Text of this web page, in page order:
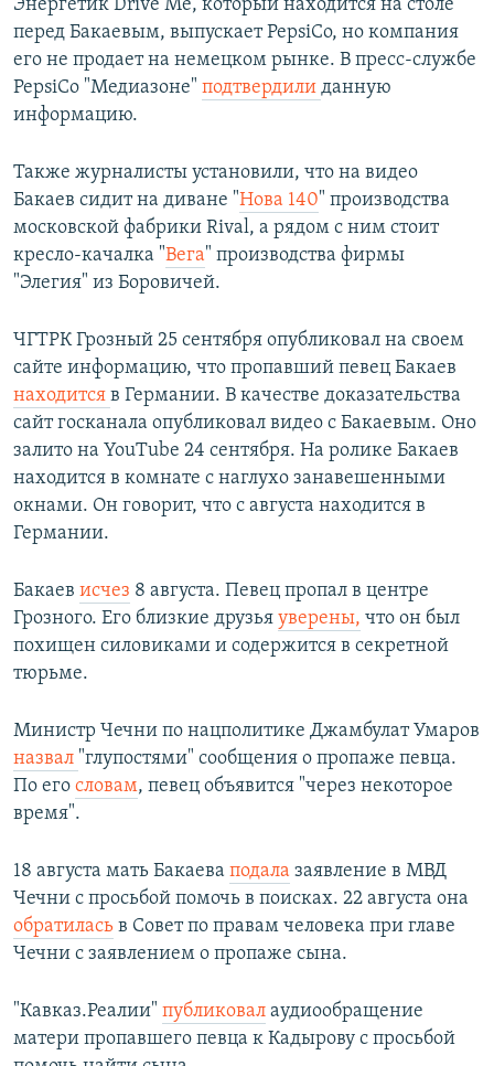
Энергетик Drive Me, который находится на столе
перед Бакаевым, выпускает PepsiCo, но компания
его не продает на немецком рынке. В пресс-службе
PepsiCo "Медиазоне" подтвердили данную
информацию.
Также журналисты установили, что на видео
Бакаев сидит на диване "Нова 140" производства
московской фабрики Rival, а рядом с ним стоит
кресло-качалка "Вега" производства фирмы
"Элегия" из Боровичей.
ЧГТРК Грозный 25 сентября опубликовал на своем
сайте информацию, что пропавший певец Бакаев
находится в Германии. В качестве доказательства
сайт госканала опубликовал видео с Бакаевым. Оно
залито на YouTube 24 сентября. На ролике Бакаев
находится в комнате с наглухо занавешенными
окнами. Он говорит, что с августа находится в
Германии.
Бакаев исчез 8 августа. Певец пропал в центре
Грозного. Его близкие друзья уверены, что он был
похищен силовиками и содержится в секретной
тюрьме.
Министр Чечни по нацполитике Джамбулат Умаров
назвал "глупостями" сообщения о пропаже певца.
По его словам, певец объявится "через некоторое
время".
18 августа мать Бакаева подала заявление в МВД
Чечни с просьбой помочь в поисках. 22 августа она
обратилась в Совет по правам человека при главе
Чечни с заявлением о пропаже сына.
"Кавказ.Реалии" публиковал аудиообращение
матери пропавшего певца к Кадырову с просьбой